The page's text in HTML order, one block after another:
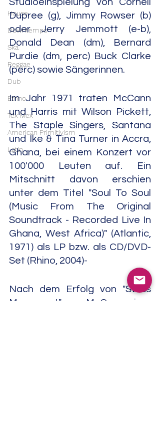
House
Downtempo
Ska
Reggae
Dub
Ethno
Tex Mex
American Primitivism
Latin
Studioeinspielung von Cornell
Dupree (g), Jimmy Rowser (b)
oder Jerry Jemmott (e-b),
Donald Dean (dm), Bernard
Purdie (dm, perc) Buck Clarke
(perc) sowie Sängerinnen.
Im Jahr 1971 traten McCann
und Harris mit Wilson Pickett,
The Staple Singers, Santana
und Ike & Tina Turner in Accra,
Ghana, bei einem Konzert vor
100'000 Leuten auf. Ein
Mitschnitt davon erschien
unter dem Titel "Soul To Soul
(Music From The Original
Soundtrack - Recorded Live In
Ghana, West Africa)" (Atlantic,
1971) als LP bzw. als CD/DVD-
Set (Rhino, 2004)-
Nach dem Erfolg von "Swiss
Movement" war McCann einer